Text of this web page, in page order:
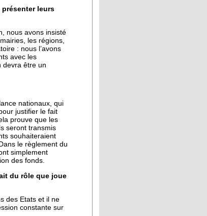
présenter leurs
nous avons insisté
les régions,
: nous l’avons
avec les
devra être un
nationaux, qui
justifier le fait
prouve que les
seront transmis
souhaiteraient
le règlement du
simplement
des fonds.
du rôle que joue
des Etats et il ne
constante sur